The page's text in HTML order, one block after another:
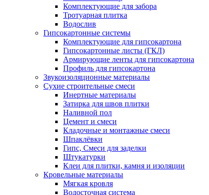
Комплектующие для забора
Тротуарная плитка
Водослив
Гипсокартонные системы
Комплектующие для гипсокартона
Гипсокартонные листы (ГКЛ)
Армирующие ленты для гипсокартона
Профиль для гипсокартона
Звукоизоляционные материалы
Сухие строительные смеси
Инертные материалы
Затирка для швов плитки
Наливной пол
Цемент и смеси
Кладочные и монтажные смеси
Шпаклёвки
Гипс, Смеси для заделки
Штукатурки
Клеи для плитки, камня и изоляции
Кровельные материалы
Мягкая кровля
Водосточная система